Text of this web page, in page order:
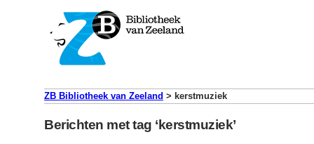
ZB Bibliotheek van Zeeland > kerstmuziek
Berichten met tag ‘kerstmuziek’